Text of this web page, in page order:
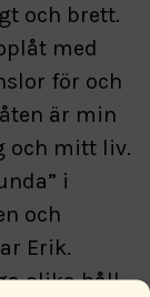
och brett.
med
för och
är min
och mitt liv.
i
och
Erik.
olika håll,